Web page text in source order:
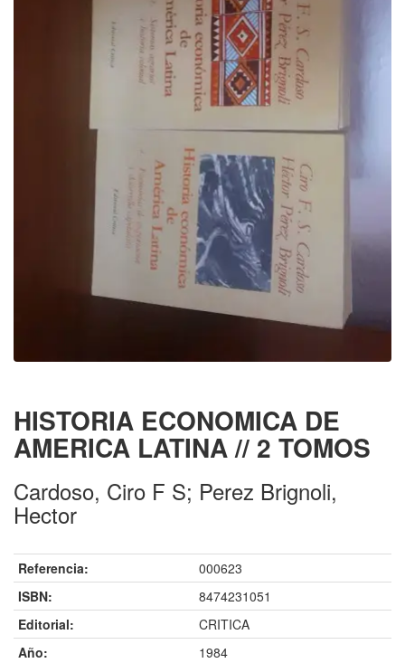
HISTORIA ECONOMICA DE
AMERICA LATINA // 2 TOMOS
Cardoso, Ciro F S; Perez Brignoli,
Hector
Referencia:
000623
ISBN:
8474231051
Editorial:
CRITICA
Año:
1984